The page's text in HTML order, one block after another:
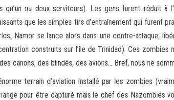
qu’un ou deux serviteurs). Les gens furent réduit à
que les simples tirs d’entraînement qui furent
Namor se lance alors dans une contre-attaque,
construits sur l’île de Trinidad). Ces
canons, des blindés, des avions… Bref, nous ne
terrain d’aviation installé par les zombies
pour être capturé mais le chef des Nazombies